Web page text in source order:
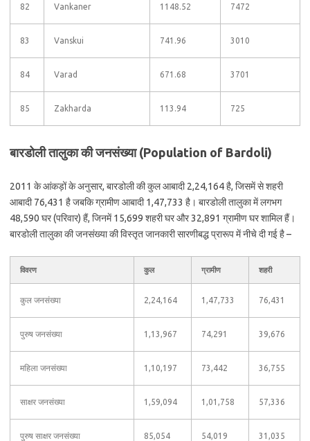
82 Vankaner 1148.52 7472
83 Vanskui 741.96 3010
84 Varad 671.68 3701
85 Zakharda 113.94 725
बारडोली तालुका की जनसंख्या (Population of Bardoli)
2011 के आंकड़ों के अनुसार, बारडोली की कुल आबादी 2,24,164 है, जिसमें से शहरी
आबादी 76,431 है जबकि ग्रामीण आबादी 1,47,733 है। बारडोली तालुका में लगभग
48,590 घर (परिवार) हैं, जिनमें 15,699 शहरी घर और 32,891 ग्रामीण घर शामिल हैं।
बारडोली तालुका की जनसंख्या की विस्तृत जानकारी सारणीबद्ध प्रारूप में नीचे दी गई है –
विवरण कुल ग्रामीण शहरी
कुल जनसंख्या 2,24,164 1,47,733 76,431
पुरुष जनसंख्या 1,13,967 74,291 39,676
महिला जनसंख्या 1,10,197 73,442 36,755
साक्षर जनसंख्या 1,59,094 1,01,758 57,336
पुरुष साक्षर जनसंख्या 85,054 54,019 31,035